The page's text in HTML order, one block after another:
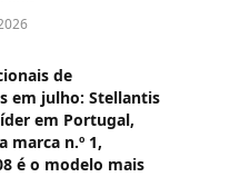
de
em julho: Stellantis
em Portugal,
marca n.º 1,
é o modelo mais